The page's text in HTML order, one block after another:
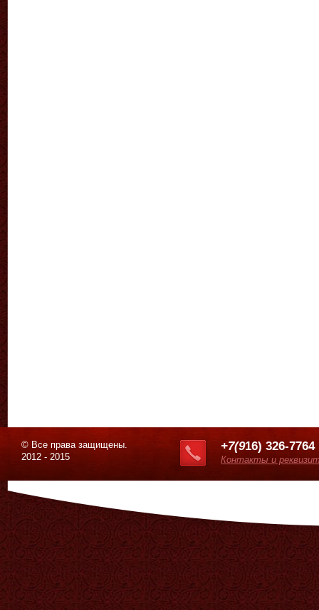
© Все права защищены.
2012 - 2015
+7(916) 326-7764
Контакты и